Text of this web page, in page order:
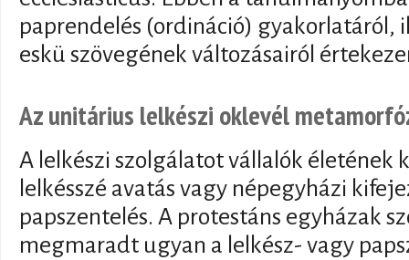
paprendelés (ordináció) gyakorlatáról,
eskü szövegének változásairól
Az unitárius lelkészi oklevél
A lelkészi szolgálatot vállalók életének
lelkésszé avatás vagy népegyházi
papszentelés. A protestáns egyházak
megmaradt ugyan a lelkész- vagy